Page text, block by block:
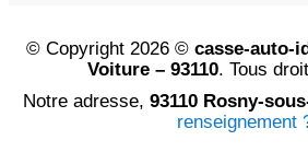
© Copyright 2026 © casse-auto-
Voiture – 93110. Tous
Notre adresse, 93110 Rosny-
renseignement